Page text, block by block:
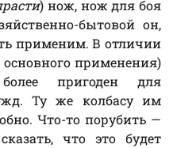
) нож, нож для боя
бытовой он,
применим. В отличии
применения)
пригоден для
Ту же колбасу им
Что-то порубить —
что это будет